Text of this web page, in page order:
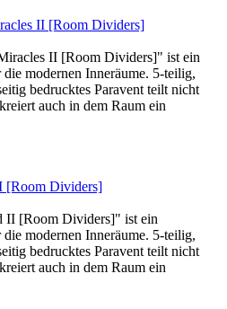
II [Room Dividers]
II [Room Dividers]" ist ein
modernen Inneräume. 5-teilig,
bedrucktes Paravent teilt nicht
auch in dem Raum ein
[Room Dividers]
II [Room Dividers]" ist ein
modernen Inneräume. 5-teilig,
bedrucktes Paravent teilt nicht
auch in dem Raum ein